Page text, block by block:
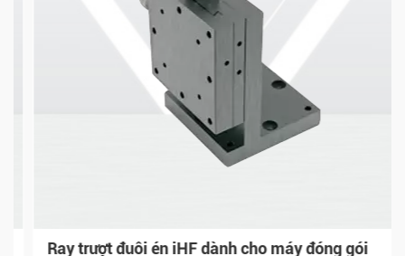
Ray trượt đuôi én iHF dành cho máy đóng gói